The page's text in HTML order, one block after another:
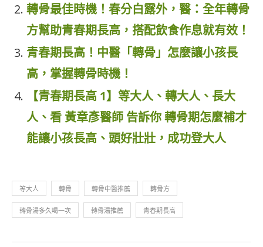
轉骨最佳時機！春分白露外，醫：全年轉骨
方幫助青春期長高，搭配飲食作息就有效！
青春期長高！中醫「轉骨」怎麼讓小孩長
高，掌握轉骨時機！
【青春期長高 1】等大人、轉大人、長大
人、看 黃章彥醫師 告訴你 轉骨期怎麼補才
能讓小孩長高、頭好壯壯，成功登大人
等大人 轉骨 轉骨中醫推薦 轉骨方
轉骨湯多久喝一次 轉骨湯推薦 青春期長高